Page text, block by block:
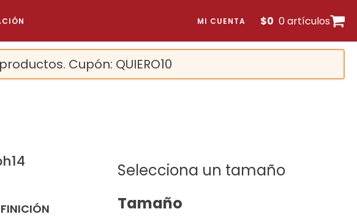
MI CUENTA $0 0 artículos
Cupón: QUIERO10
Selecciona un tamaño
Tamaño